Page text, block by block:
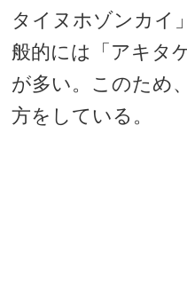
タイヌホゾンカイ
般的には「アキタ
が多い。このため
方をしている。